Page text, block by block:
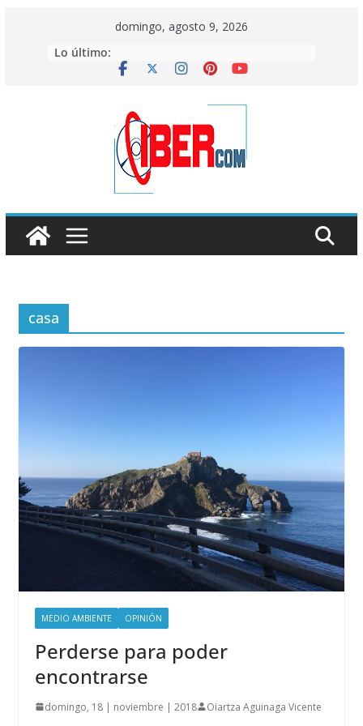
domingo, agosto 9, 2026
Lo último:
casa
MEDIO AMBIENTE OPINIÓN
Perderse para poder
encontrarse
domingo, 18 | noviembre | 2018 Oiartza Aguinaga Vicente